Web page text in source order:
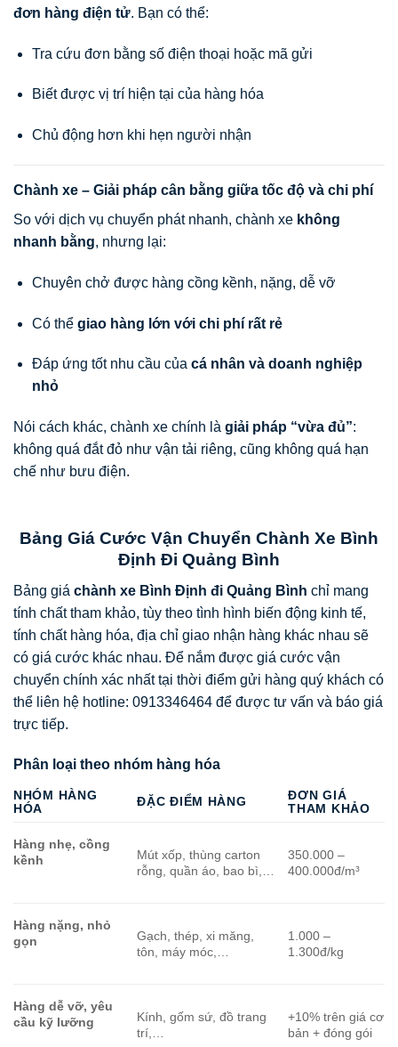
đơn hàng điện tử. Bạn có thể:
Tra cứu đơn bằng số điện thoại hoặc mã gửi
Biết được vị trí hiện tại của hàng hóa
Chủ động hơn khi hẹn người nhận
Chành xe – Giải pháp cân bằng giữa tốc độ và chi phí
So với dịch vụ chuyển phát nhanh, chành xe không
nhanh bằng, nhưng lại:
Chuyên chở được hàng cồng kềnh, nặng, dễ vỡ
Có thể giao hàng lớn với chi phí rất rẻ
Đáp ứng tốt nhu cầu của cá nhân và doanh nghiệp
nhỏ
Nói cách khác, chành xe chính là giải pháp “vừa đủ”:
không quá đắt đỏ như vận tải riêng, cũng không quá hạn
chế như bưu điện.
Bảng Giá Cước Vận Chuyển Chành Xe Bình
Định Đi Quảng Bình
Bảng giá chành xe Bình Định đi Quảng Bình chỉ mang
tính chất tham khảo, tùy theo tình hình biến động kinh tế,
tính chất hàng hóa, địa chỉ giao nhận hàng khác nhau sẽ
có giá cước khác nhau. Để nắm được giá cước vận
chuyển chính xác nhất tại thời điểm gửi hàng quý khách có
thể liên hệ hotline: 0913346464 để được tư vấn và báo giá
trực tiếp.
Phân loại theo nhóm hàng hóa
NHÓM HÀNG
HÓA
ĐẶC ĐIỂM HÀNG
ĐƠN GIÁ
THAM KHẢO
Hàng nhẹ, cồng
kềnh
Mút xốp, thùng carton
rỗng, quần áo, bao bì,…
350.000 –
400.000đ/m³
Hàng nặng, nhỏ
gọn
Gạch, thép, xi măng,
tôn, máy móc,…
1.000 –
1.300đ/kg
Hàng dễ vỡ, yêu
cầu kỹ lưỡng
Kính, gốm sứ, đồ trang
trí,…
+10% trên giá cơ
bản + đóng gói